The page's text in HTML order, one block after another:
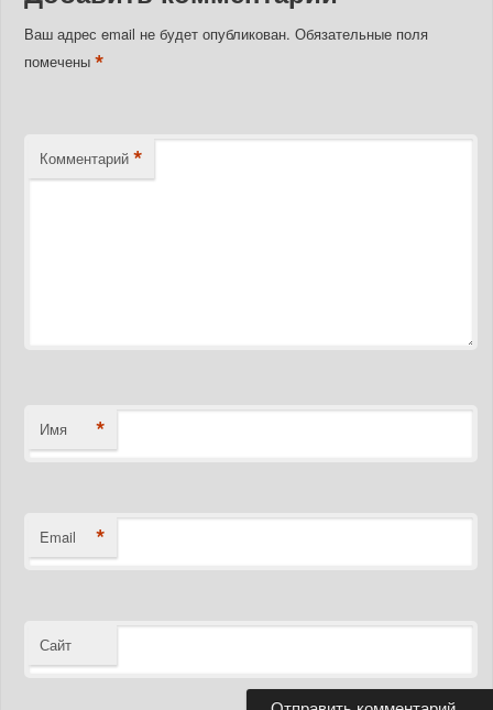
Ваш адрес email не будет опубликован. Обязательные поля
помечены*
Комментарий *
Имя *
Email *
Сайт